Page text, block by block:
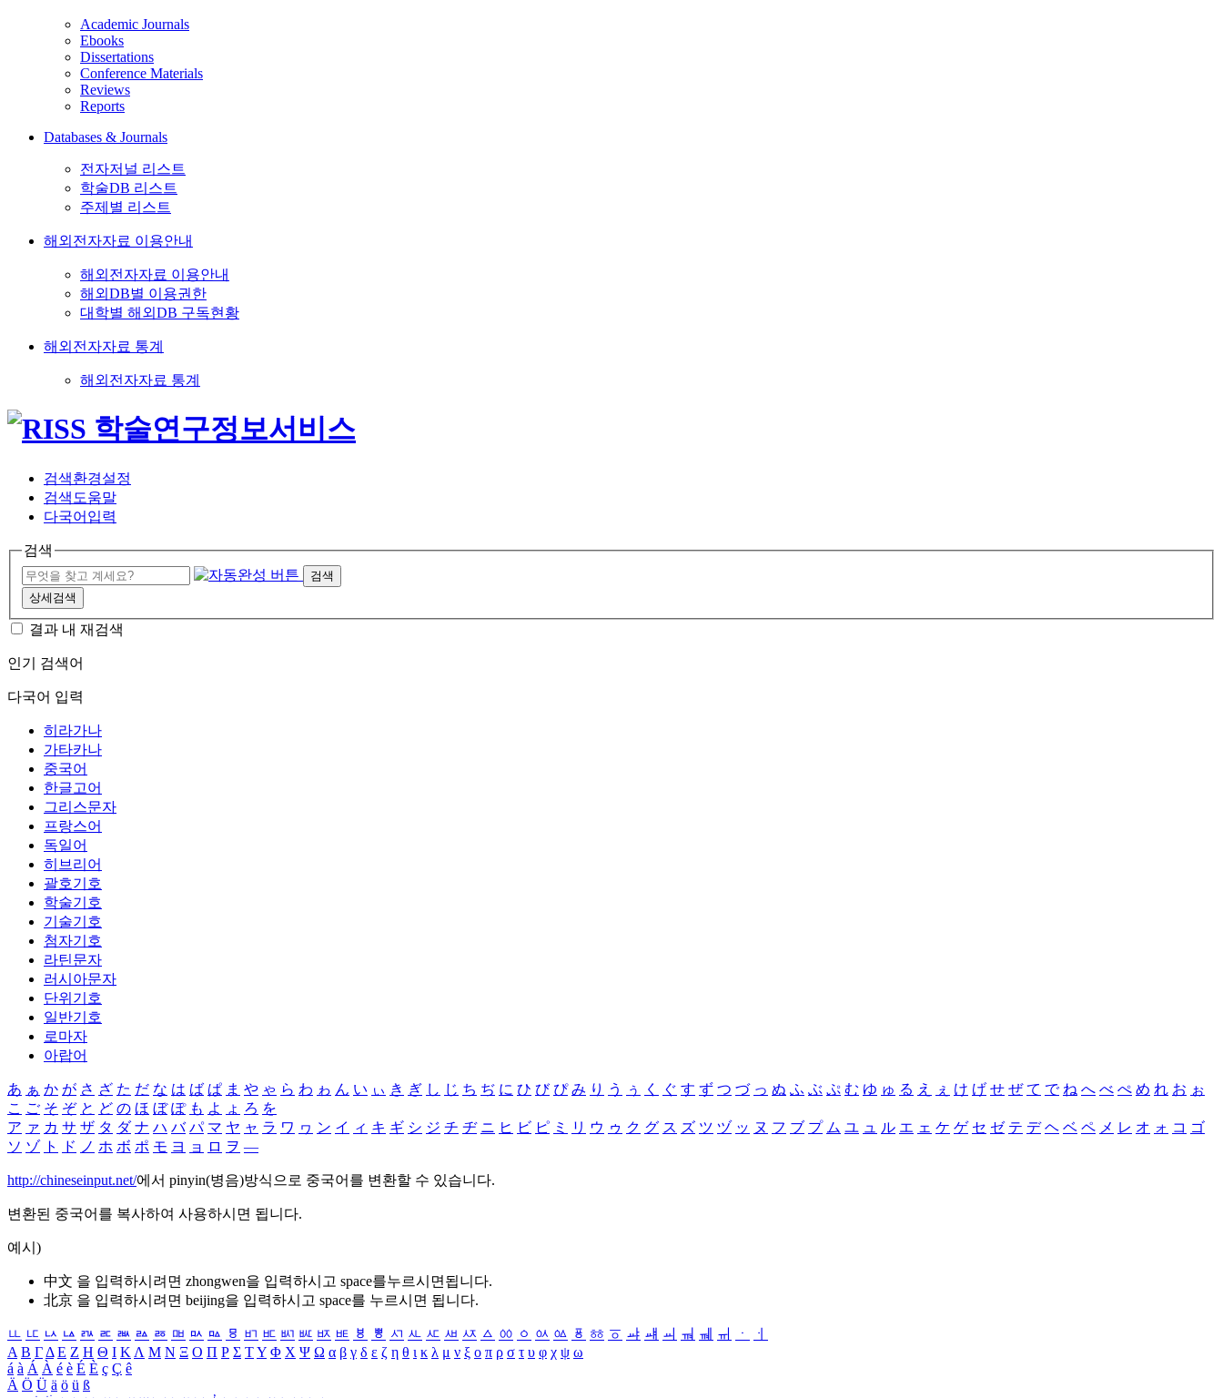
Academic Journals
Ebooks
Dissertations
Conference Materials
Reviews
Reports
Databases & Journals
전자저널 리스트
학술DB 리스트
주제별 리스트
해외전자자료 이용안내
해외전자자료 이용안내
해외DB별 이용권한
대학별 해외DB 구독현황
해외전자자료 통계
해외전자자료 통계
검색환경설정
검색도움말
다국어입력
검색
검색
상세검색
결과 내 재검색
인기 검색어
다국어 입력
히라가나
가타카나
중국어
한글고어
그리스문자
프랑스어
독일어
히브리어
괄호기호
학술기호
기술기호
첨자기호
라틴문자
러시아문자
단위기호
일반기호
로마자
아랍어
あ ぁ か が さ ざ た だ な は ば ぱ ま や ゃ ら わ ゎ ん い ぃ き ぎ し じ ち ぢ に ひ び ぴ み り う ぅ く ぐ す ず つ づ っ ぬ ふ ぶ ぷ む ゆ ゅ る え ぇ け げ せ ぜ て で ね へ べ ぺ め れ お ぉ
こ ご そ ぞ と ど の ほ ぼ ぽ も よ ょ ろ を
ア ァ カ サ ザ タ ダ ナ ハ バ パ マ ヤ ャ ラ ワ ヮ ン イ ィ キ ギ シ ジ チ ヂ ニ ヒ ビ ピ ミ リ ウ ゥ ク グ ス ズ ツ ヅ ッ ヌ フ ブ プ ム ユ ュ ル エ ェ ケ ゲ セ ゼ テ デ ヘ ベ ペ メ レ オ ォ コ ゴ
ソ ゾ ト ド ノ ホ ボ ポ モ ヨ ョ ロ ヲ ―
http://chineseinput.net/에서 pinyin(병음)방식으로 중국어를 변환할 수 있습니다.
변환된 중국어를 복사하여 사용하시면 됩니다.
예시)
中文 을 입력하시려면 zhongwen을 입력하시고 space를누르시면됩니다.
北京 을 입력하시려면 beijing을 입력하시고 space를 누르시면 됩니다.
ㅥ ㅦ ㅧ ㅨ ㅩ ㅪ ㅫ ㅬ ㅭ ㅮ ㅯ ㅰ ㅱ ㅲ ㅳ ㅴ ㅵ ㅶ ㅷ ㅸ ㅹ ㅺ ㅻ ㅼ ㅽ ㅾ ㅿ ㆀ ㆁ ㆂ ㆃ ㆄ ㆅ ㆆ ㆇ ㆈ ㆉ ㆊ ㆋ ㆌ ㆍ
ㆎ
Α Β ΓΔ Ε Ζ Η Θ Ι ΚΛ Μ Ν Ξ Ο Π Ρ Σ ΤΥ Φ Χ Ψ Ω α β γ δ ε ζ η θ ι κ λ μ ν ξ ο π ρ σ τ υ φ χ ψ ω
á à Á À é è É È ç Ç ê
Ä Ö Ü ä ö ü ß